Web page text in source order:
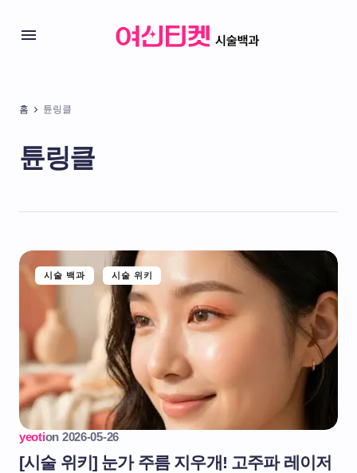
홈 튠링클
튠링클
시술 백과 시술 위키
yeotion 2026-05-26
[시술 위키] 눈가 주름 지우개! 고주파 레이저